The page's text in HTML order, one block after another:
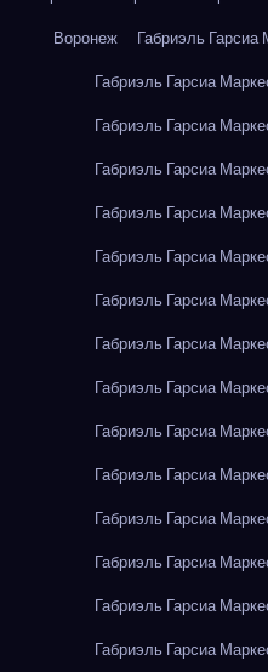
Воронеж
Габриэль
Габриэль Гарсиа
Габриэль Гарсиа
Габриэль Гарсиа
Габриэль Гарсиа
Габриэль Гарсиа
Габриэль Гарсиа
Габриэль Гарсиа
Габриэль Гарсиа
Габриэль Гарсиа
Габриэль Гарсиа
Габриэль Гарсиа
Габриэль Гарсиа
Габриэль Гарсиа
Габриэль Гарсиа